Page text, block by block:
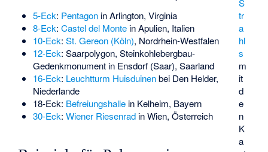
tr
a
hl
s
m
it
d
e
n
K
a
5-Eck: Pentagonin Arlington, Virginia
8-Eck: Castel del Montein Apulien, Italien
10-Eck: St. Gereon (Köln), Nordrhein-Westfalen
12-Eck: Saarpolygon, Steinkohlebergbau-
Gedenkmonument in Ensdorf (Saar), Saarland
16-Eck: Leuchtturm Huisduinenbei Den Helder,
Niederlande
18-Eck: Befreiungshallein Kelheim, Bayern
30-Eck: Wiener Riesenradin Wien, Österreich